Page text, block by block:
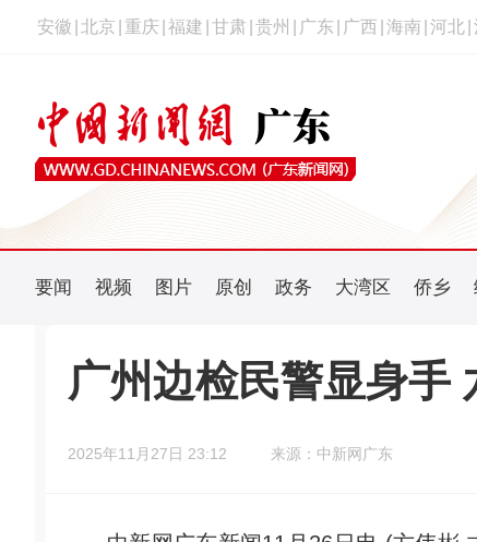
安徽 北京 重庆 福建 甘肃 贵州 广东 广西 海南 河北
要闻 视频 图片 原创 政务 大湾区 侨乡
广州边检民警显身手
2025年11月27日 23:12 来源：中新网广东